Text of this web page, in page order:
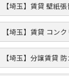
【埼玉】賃貸 壁紙
【埼玉】賃貸 コン
【埼玉】分譲賃貸